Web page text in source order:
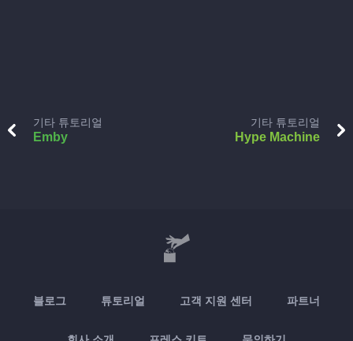
기타 튜토리얼
Emby
기타 튜토리얼
Hype Machine
블로그 튜토리얼 고객 지원 센터 파트너